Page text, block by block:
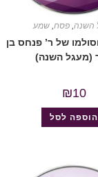
השנה, פסח, שמע
וסולמו של ר’ פנחס בן
(מעגל השנה)
₪10
הוספה לסל